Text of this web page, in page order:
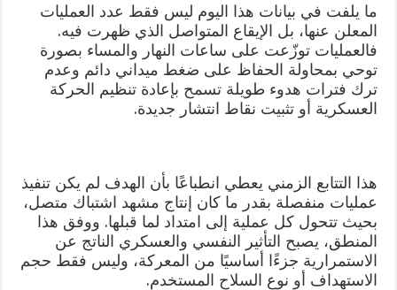
ما يلفت في بيانات هذا اليوم ليس فقط عدد العمليات
المعلن عنها، بل الإيقاع المتواصل الذي ظهرت فيه.
فالعمليات توزّعت على ساعات النهار والمساء بصورة
توحي بمحاولة الحفاظ على ضغط ميداني دائم وعدم
ترك فترات هدوء طويلة تسمح بإعادة تنظيم الحركة
العسكرية أو تثبيت نقاط انتشار جديدة.
هذا التتابع الزمني يعطي انطباعًا بأن الهدف لم يكن تنفيذ
عمليات منفصلة بقدر ما كان إنتاج مشهد اشتباك متصل،
بحيث تتحول كل عملية إلى امتداد لما قبلها. ووفق هذا
المنطق، يصبح التأثير النفسي والعسكري الناتج عن
الاستمرارية جزءًا أساسيًا من المعركة، وليس فقط حجم
الاستهداف أو نوع السلاح المستخدم.